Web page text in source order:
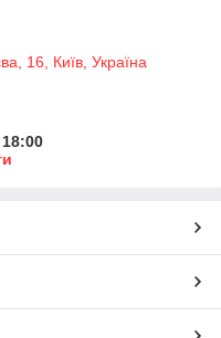
16, Київ, Україна